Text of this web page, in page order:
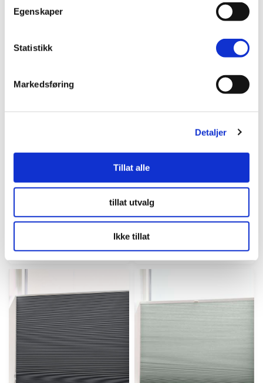
Egenskaper
Statistikk
Markedsføring
Detaljer
Tillat alle
tillat utvalg
Ikke tillat
Plisségardin opp og
Hvit – Enkeltlag
fra 1894 kr.
Lamellgardin 127mm
Grå
Spesialvarer i
fra 2283 kr.